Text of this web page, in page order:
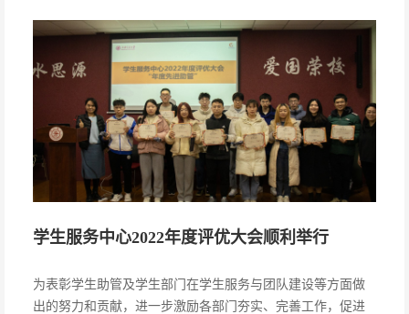
学生服务中心2022年度评优大会顺利举行
为表彰学生助管及学生部门在学生服务与团队建设等方面做
出的努力和贡献，进一步激励各部门夯实、完善工作，促进